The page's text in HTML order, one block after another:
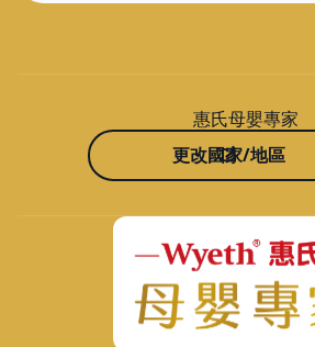
惠氏母嬰專家
更改國家/地區